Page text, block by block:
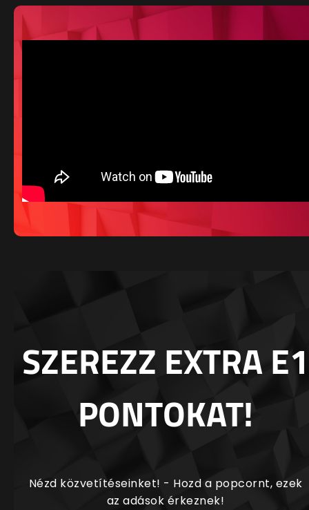
SZEREZZ EXTRA E1
PONTOKAT!
Nézd közvetítéseinket! - Hozd a popcornt, ezek
az adások érkeznek!